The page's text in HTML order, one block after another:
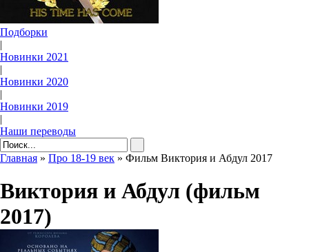
Подборки
|
Новинки 2021
|
Новинки 2020
|
Новинки 2019
|
Наши переводы
Главная » Про 18-19 век » Фильм Виктория и Абдул 2017
Виктория и Абдул (фильм
2017)